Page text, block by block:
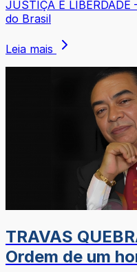
JUSTIÇA E
do Brasil
Leia mais
TRAVAS
Ordem de um